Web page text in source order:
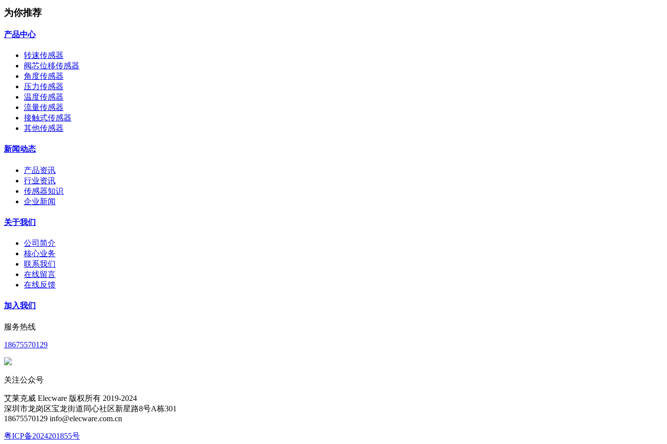
为你推荐
产品中心
转速传感器
阀芯位移传感器
角度传感器
压力传感器
温度传感器
流量传感器
接触式传感器
其他传感器
新闻动态
产品资讯
行业资讯
传感器知识
企业新闻
关于我们
公司简介
核心业务
联系我们
在线留言
在线反馈
加入我们
服务热线
18675570129
关注公众号
艾莱克威 Elecware 版权所有 2019-2024
深圳市龙岗区宝龙街道同心社区新星路8号A栋301
18675570129 info@elecware.com.cn
粤ICP备2024201855号